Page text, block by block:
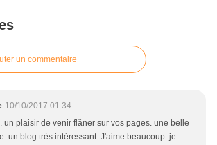
un commentaire
10/10/2017 01:34
un plaisir de venir flâner sur vos pages. une belle
un blog très intéressant. J'aime beaucoup. je